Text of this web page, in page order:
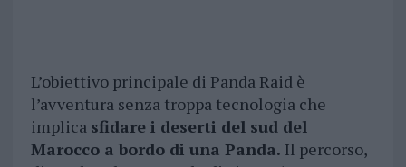
L’obiettivo principale di Panda Raid è
l’avventura senza troppa tecnologia che
implica sfidare i deserti del sud del
Marocco a bordo di una Panda. Il percorso,